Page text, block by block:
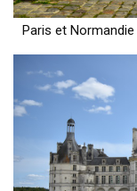
Paris et Normandie